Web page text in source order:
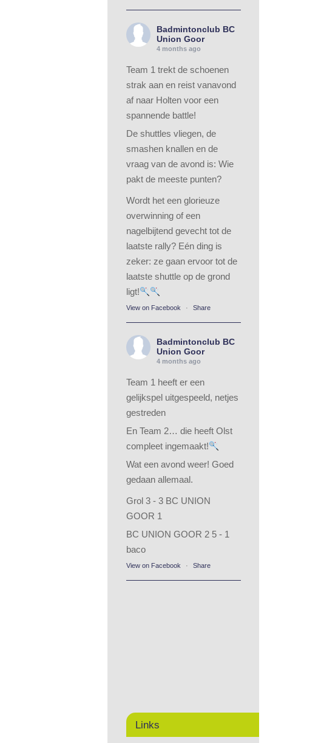
Badmintonclub BC
Union Goor
4 months ago
Team 1 trekt de schoenen
strak aan en reist vanavond
af naar Holten voor een
spannende battle!
De shuttles vliegen, de
smashen knallen en de
vraag van de avond is: Wie
pakt de meeste punten?
Wordt het een glorieuze
overwinning of een
nagelbijtend gevecht tot de
laatste rally? Eén ding is
zeker: ze gaan ervoor tot de
laatste shuttle op de grond
ligt!
View on Facebook · Share
Badmintonclub BC
Union Goor
4 months ago
Team 1 heeft er een
gelijkspel uitgespeeld, netjes
gestreden
En Team 2… die heeft Olst
compleet ingemaakt!
Wat een avond weer! Goed
gedaan allemaal.
Grol 3 - 3 BC UNION
GOOR 1
BC UNION GOOR 2 5 - 1
baco
View on Facebook · Share
Links